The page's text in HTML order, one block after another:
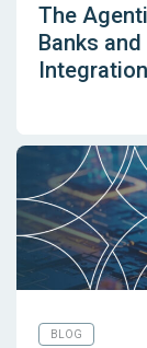
The
Banks
Integration
BLOG